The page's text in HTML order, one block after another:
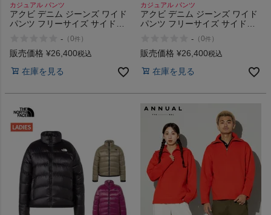
カジュアル パンツ
アクビ デニム ジーンズ ワイド
パンツ フリーサイズ サイドア
エット オシャレ Aquvii
CONTROL STRAIGHT PANTS
- （0件 ）
販売価格 ¥26,400税込
在庫を見る
カジュアル パンツ
アクビ デニム ジーンズ ワイド
パンツ フリーサイズ サイドア
エット オシャレ Aquvii
CONTROL WIDE PANTS
- （0件 ）
販売価格 ¥26,400税込
在庫を見る